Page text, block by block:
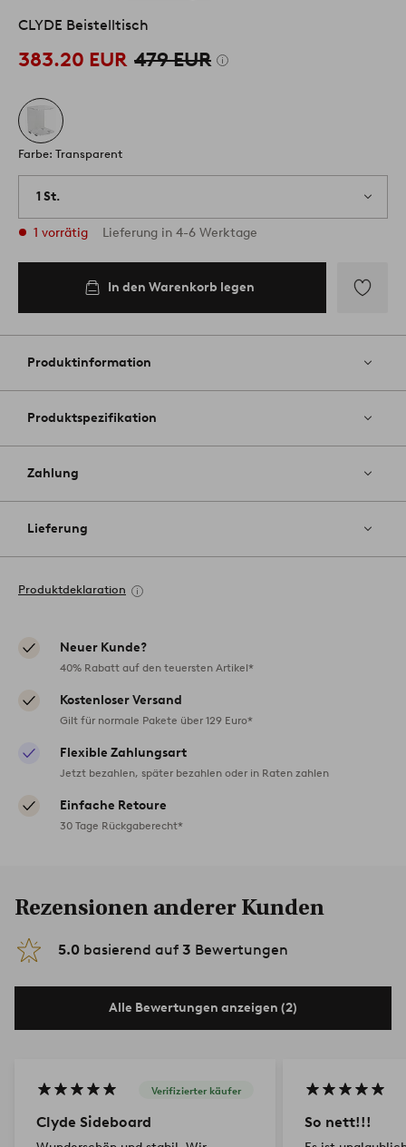
CLYDE Beistelltisch
383.20 EUR 479 EUR
Farbe: Transparent
1 St.
1 vorrätig Lieferung in 4-6 Werktage
In den Warenkorb legen
Favoriten
Produktinformation
Produktspezifikation
Zahlung
Lieferung
Produktdeklaration
Neuer Kunde?
40% Rabatt auf den teuersten Artikel*
Kostenloser Versand
Gilt für normale Pakete über 129 Euro*
Flexible Zahlungsart
Jetzt bezahlen, später bezahlen oder in Raten zahlen
Einfache Retoure
30 Tage Rückgaberecht*
Rezensionen anderer Kunden
5.0 basierend auf 3 Bewertungen
Alle Bewertungen anzeigen (2)
Verifizierter käufer
Clyde Sideboard So nett!!!